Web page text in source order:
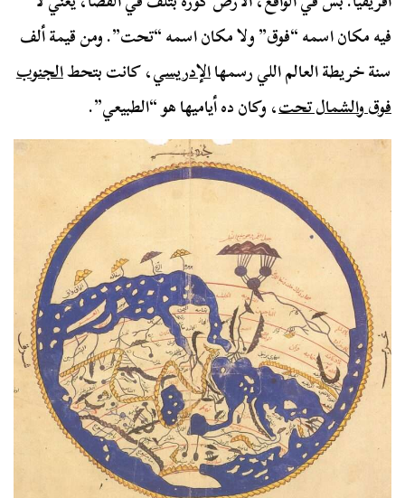
فيه مكان اسمه “فوق” ولا مكان اسمه “تحت”. ومن قيمة ألف
سنة خريطة العالم اللي رسمهاالإدريسي، كانت بتحطالجنوب
فوق والشمال تحت، وكان ده أياميها هو “الطبيعي”.